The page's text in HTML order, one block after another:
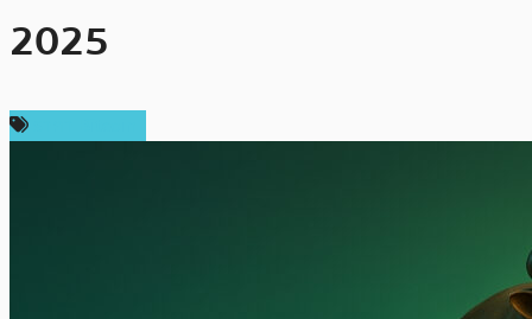
2025